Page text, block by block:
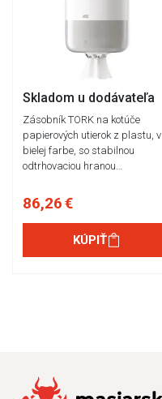
Skladom u dodávateľa
Zásobník TORK na kotúče
papierových utierok z plastu, v
bielej farbe, so stabilnou
odtrhovaciou hranou…
86,26 €
KÚPIŤ